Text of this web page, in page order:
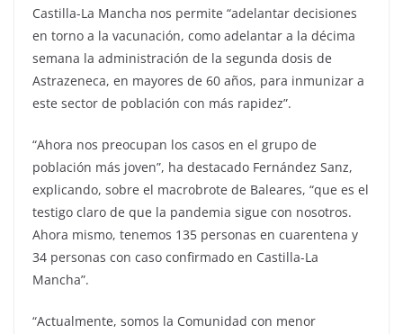
Castilla-La Mancha nos permite “adelantar decisiones
en torno a la vacunación, como adelantar a la décima
semana la administración de la segunda dosis de
Astrazeneca, en mayores de 60 años, para inmunizar a
este sector de población con más rapidez”.
“Ahora nos preocupan los casos en el grupo de
población más joven”, ha destacado Fernández Sanz,
explicando, sobre el macrobrote de Baleares, “que es el
testigo claro de que la pandemia sigue con nosotros.
Ahora mismo, tenemos 135 personas en cuarentena y
34 personas con caso confirmado en Castilla-La
Mancha”.
“Actualmente, somos la Comunidad con menor